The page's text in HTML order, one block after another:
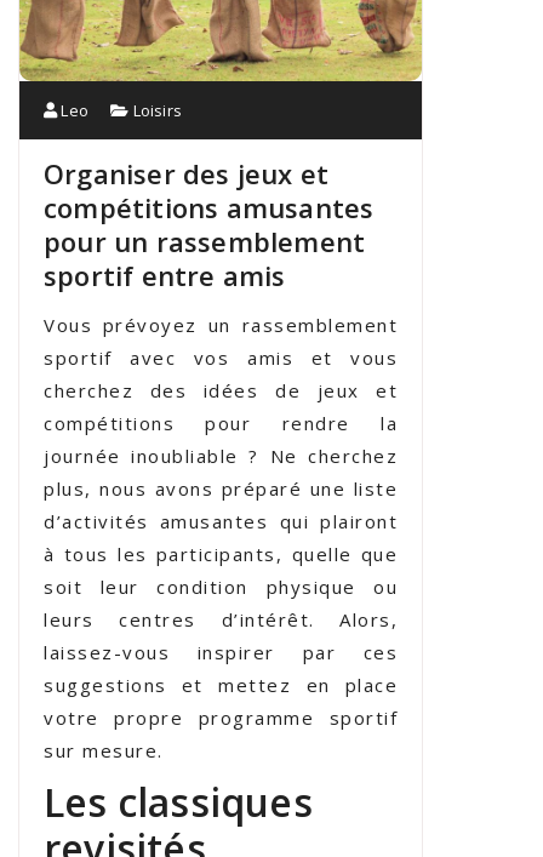
Leo Loisirs
Organiser des jeux et
compétitions amusantes
pour un rassemblement
sportif entre amis
Vous prévoyez un rassemblement
sportif avec vos amis et vous
cherchez des idées de jeux et
compétitions pour rendre la
journée inoubliable ? Ne cherchez
plus, nous avons préparé une liste
d’activités amusantes qui plairont
à tous les participants, quelle que
soit leur condition physique ou
leurs centres d’intérêt. Alors,
laissez-vous inspirer par ces
suggestions et mettez en place
votre propre programme sportif
sur mesure.
Les classiques